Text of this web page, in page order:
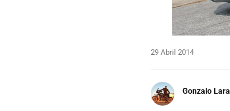
29 Abril 2014
Gonzalo Lara